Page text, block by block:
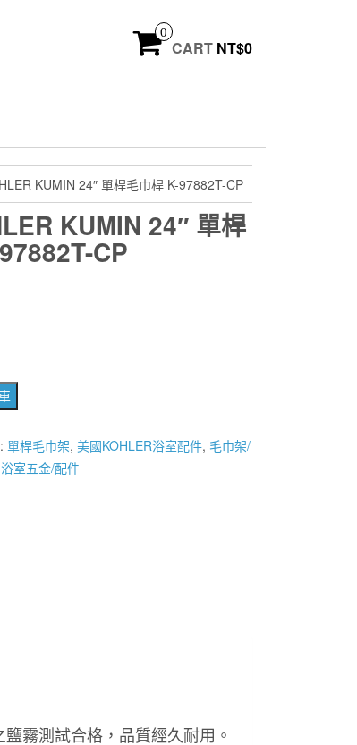
0
CART NT$0
KUMIN 24″ 單桿毛巾桿 K-97882T-CP
KUMIN 24″ 單桿
CP
單桿毛巾架, 美國KOHLER浴室配件, 毛巾架/
浴室五金/配件
霧測試合格，品質經久耐用。